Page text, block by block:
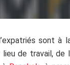
sont à
lieu de travail,